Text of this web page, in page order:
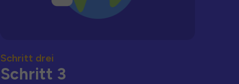
Schritt drei
Schritt 3